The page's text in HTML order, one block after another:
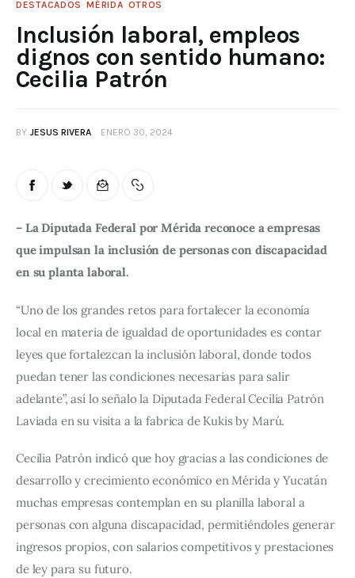
DESTACADOS MÉRIDA OTROS
Inclusión laboral, empleos
dignos con sentido humano:
Cecilia Patrón
BY JESUS RIVERA ENERO 30, 2024
– La Diputada Federal por Mérida reconoce a empresas
que impulsan la inclusión de personas con discapacidad
en su planta laboral.
“Uno de los grandes retos para fortalecer la economía
local en materia de igualdad de oportunidades es contar
leyes que fortalezcan la inclusión laboral, donde todos
puedan tener las condiciones necesarias para salir
adelante”, así lo señalo la Diputada Federal Cecilia Patrón
Laviada en su visita a la fabrica de ´Kukis by Maru´.
Cecilia Patrón indicó que hoy gracias a las condiciones de
desarrollo y crecimiento económico en Mérida y Yucatán
muchas empresas contemplan en su planilla laboral a
personas con alguna discapacidad, permitiéndoles generar
ingresos propios, con salarios competitivos y prestaciones
de ley para su futuro.